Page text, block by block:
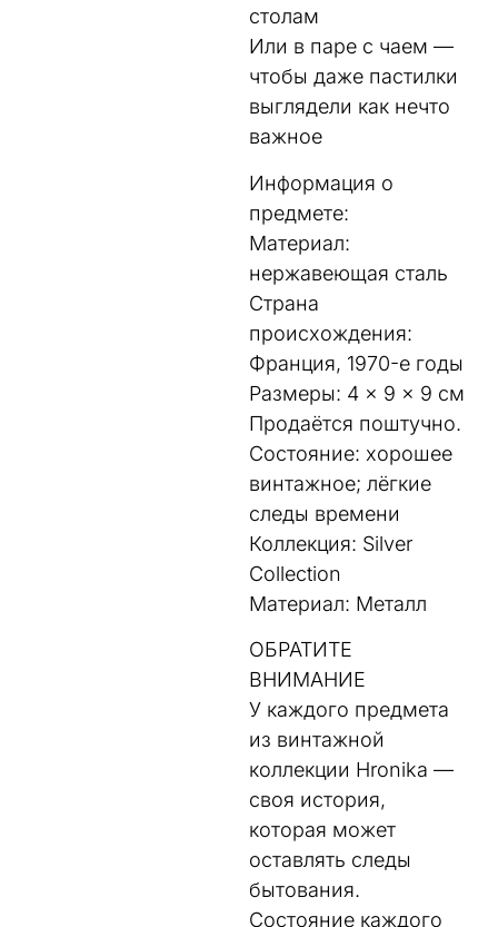
столам
Или в паре с чаем —
чтобы даже пастилки
выглядели как нечто
важное
Информация о
предмете:
Материал:
нержавеющая сталь
Страна
происхождения:
Франция, 1970-е годы
Размеры: 4 × 9 × 9 см
Продаётся поштучно.
Состояние: хорошее
винтажное; лёгкие
следы времени
Коллекция: Silver
Collection
Материал: Металл
ОБРАТИТЕ
ВНИМАНИЕ
У каждого предмета
из винтажной
коллекции Hronika —
своя история,
которая может
оставлять следы
бытования.
Состояние каждого